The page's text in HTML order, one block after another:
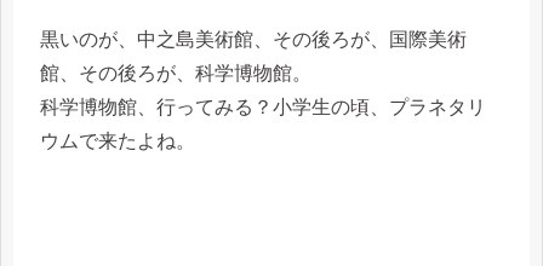
黒いのが、中之島美術館、その後ろが、国際美術
館、その後ろが、科学博物館。
科学博物館、行ってみる？小学生の頃、プラネタリ
ウムで来たよね。